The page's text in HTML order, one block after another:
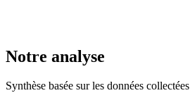
Notre analyse
Synthèse basée sur les données collectées